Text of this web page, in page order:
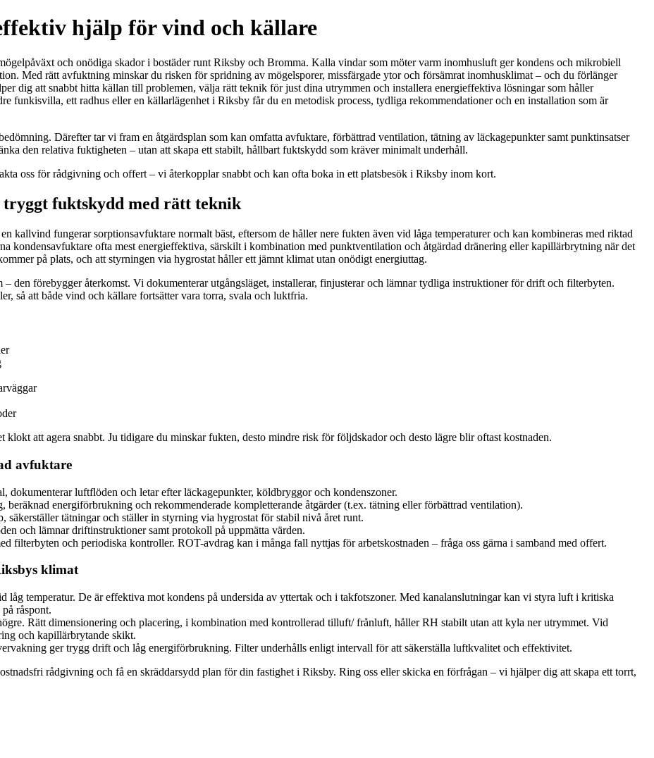
hjälp för vind och källare
och onödiga skador i bostäder runt Riksby och Bromma. Kalla vindar som möter varm inomhusluft ger kondens och mikrobiell
Med rätt avfuktning minskar du risken för spridning av mögelsporer, missfärgade ytor och försämrat inomhusklimat – och du förlänger
dig att snabbt hitta källan till problemen, välja rätt teknik för just dina utrymmen och installera energieffektiva lösningar som håller
funkisvilla, ett radhus eller en källarlägenhet i Riksby får du en metodisk process, tydliga rekommendationer och en installation som är
Därefter tar vi fram en åtgärdsplan som kan omfatta avfuktare, förbättrad ventilation, tätning av läckagepunkter samt punktinsatser
den relativa fuktigheten – utan att skapa ett stabilt, hållbart fuktskydd som kräver minimalt underhåll.
oss för rådgivning och offert – vi återkopplar snabbt och kan ofta boka in ett platsbesök i Riksby inom kort.
fuktskydd med rätt teknik
kallvind fungerar sorptionsavfuktare normalt bäst, eftersom de håller nere fukten även vid låga temperaturer och kan kombineras med riktad
kondensavfuktare ofta mest energieffektiva, särskilt i kombination med punktventilation och åtgärdad dränering eller kapillärbrytning när det
på plats, och att styrningen via hygrostat håller ett jämnt klimat utan onödigt energiuttag.
den förebygger återkomst. Vi dokumenterar utgångsläget, installerar, finjusterar och lämnar tydliga instruktioner för drift och filterbyten.
så att både vind och källare fortsätter vara torra, svala och luktfria.
att agera snabbt. Ju tidigare du minskar fukten, desto mindre risk för följdskador och desto lägre blir oftast kostnaden.
avfuktare
luftflöden och letar efter läckagepunkter, köldbryggor och kondenszoner.
energiförbrukning och rekommenderade kompletterande åtgärder (t.ex. tätning eller förbättrad ventilation).
tätningar och ställer in styrning via hygrostat för stabil nivå året runt.
och lämnar driftinstruktioner samt protokoll på uppmätta värden.
filterbyten och periodiska kontroller. ROT-avdrag kan i många fall nyttjas för arbetskostnaden – fråga oss gärna i samband med offert.
klimat
temperatur. De är effektiva mot kondens på undersida av yttertak och i takfotszoner. Med kanalanslutningar kan vi styra luft i kritiska
råspont.
Rätt dimensionering och placering, i kombination med kontrollerad tilluft/ frånluft, håller RH stabilt utan att kyla ner utrymmet. Vid
och kapillärbrytande skikt.
ger trygg drift och låg energiförbrukning. Filter underhålls enligt intervall för att säkerställa luftkvalitet och effektivitet.
rådgivning och få en skräddarsydd plan för din fastighet i Riksby. Ring oss eller skicka en förfrågan – vi hjälper dig att skapa ett torrt,